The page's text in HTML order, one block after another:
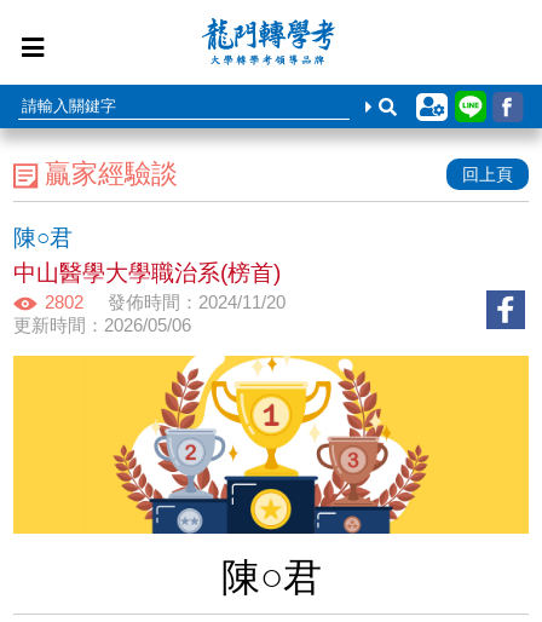
贏家經驗談 回上頁
陳○君
中山醫學大學職治系(榜首)
2802
發佈時間：2024/11/20
更新時間：2026/05/06
陳○君